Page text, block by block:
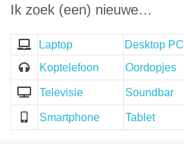
Ik zoek (een) nieuwe…
Laptop Desktop PC
Koptelefoon
Oordopjes
Televisie Soundbar
Smartphone Tablet